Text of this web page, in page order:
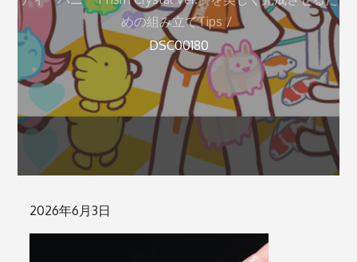
めの組み立てTips
DSC00180
Posted
on
2026年6月3日